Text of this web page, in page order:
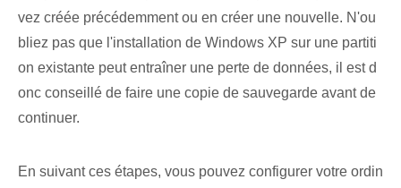
vez créée précédemment ou en créer une nouvelle. N'ou
bliez pas que l'installation de Windows XP sur une partiti
on existante peut entraîner une perte de données, il est d
onc conseillé de faire une copie de sauvegarde avant de
continuer.
En suivant ces étapes, vous pouvez configurer votre ordin